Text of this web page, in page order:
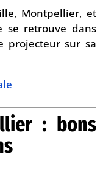
Montpellier, et
se retrouve dans
projecteur sur sa
: bons